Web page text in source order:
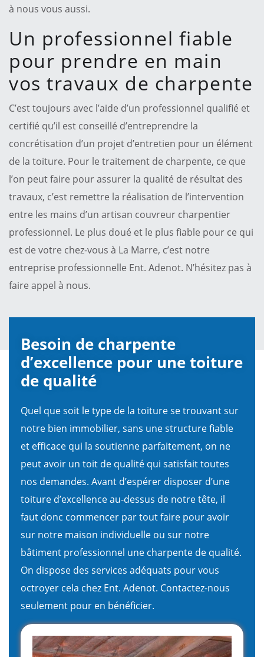
à nous vous aussi.
Un professionnel fiable
pour prendre en main
vos travaux de charpente
C’est toujours avec l’aide d’un professionnel qualifié et
certifié qu’il est conseillé d’entreprendre la
concrétisation d’un projet d’entretien pour un élément
de la toiture. Pour le traitement de charpente, ce que
l’on peut faire pour assurer la qualité de résultat des
travaux, c’est remettre la réalisation de l’intervention
entre les mains d’un artisan couvreur charpentier
professionnel. Le plus doué et le plus fiable pour ce qui
est de votre chez-vous à La Marre, c’est notre
entreprise professionnelle Ent. Adenot. N’hésitez pas à
faire appel à nous.
Besoin de charpente
d’excellence pour une toiture
de qualité
Quel que soit le type de la toiture se trouvant sur
notre bien immobilier, sans une structure fiable
et efficace qui la soutienne parfaitement, on ne
peut avoir un toit de qualité qui satisfait toutes
nos demandes. Avant d’espérer disposer d’une
toiture d’excellence au-dessus de notre tête, il
faut donc commencer par tout faire pour avoir
sur notre maison individuelle ou sur notre
bâtiment professionnel une charpente de qualité.
On dispose des services adéquats pour vous
octroyer cela chez Ent. Adenot. Contactez-nous
seulement pour en bénéficier.